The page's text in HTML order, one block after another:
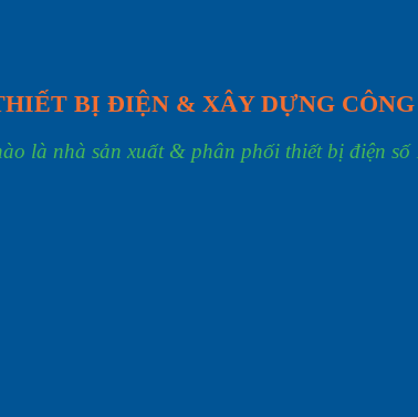
BỊ ĐIỆN & XÂY DỰNG
là nhà sản xuất & phân phối thiết bị điện số